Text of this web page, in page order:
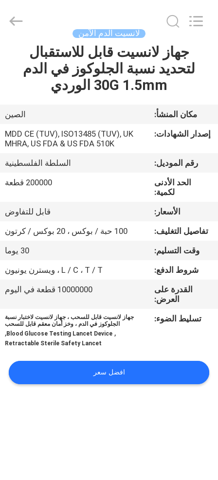
منزل،
عرض
الافتراضي
معلومات
المعمل
الجودة
بنا
لانسيت الدم الآمن
جهاز لانسيت قابل للاستقبال
لتحديد نسبة الجلوكوز في الدم
30G 1.5mm الوردي
مكان المنشأ:
الصين
إصدار الشهادات:
MDD CE (TUV), ISO13485 (TUV), UK
MHRA, US FDA & US FDA 510K
رقم الموديل:
السلطة الفلسطينية
الحد الأدنى
لكمية:
200000 قطعة
الأسعار:
قابل للتفاوض
تفاصيل التغليف:
100 حبة / بوكس ​​، 20 بوكس ​​/ كرتون
وقت التسليم:
30 يوما
شروط الدفع:
L / C ، T / T ، ويسترن يونيون
القدرة على
العرض:
10000000 قطعة في اليوم
تسليط الضوء:
جهاز لانسيت قابل للسحب ، جهاز لانسيت لاختبار نسبة
الجلوكوز في الدم ، وخز أمان معقم قابل للسحب
,
Blood Glucose Testing Lancet Device
,
Retractable Sterile Safety Lancet
افضل سعر